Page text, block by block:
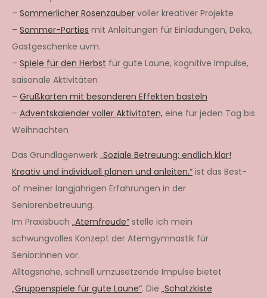
– Sommerlicher Rosenzauber voller kreativer Projekte
– Sommer-Parties mit Anleitungen für Einladungen, Deko,
Gastgeschenke uvm.
– Spiele für den Herbst für gute Laune, kognitive Impulse,
saisonale Aktivitäten
– Grußkarten mit besonderen Effekten basteln
– Adventskalender voller Aktivitäten, eine für jeden Tag bis
Weihnachten
Das Grundlagenwerk „Soziale Betreuung: endlich klar!
Kreativ und individuell planen und anleiten.“ ist das Best-
of meiner langjährigen Erfahrungen in der
Seniorenbetreuung.
Im Praxisbuch „Atemfreude“ stelle ich mein
schwungvolles Konzept der Atemgymnastik für
Senior:innen vor.
Alltagsnahe, schnell umzusetzende Impulse bietet
„Gruppenspiele für gute Laune“. Die „Schatzkiste